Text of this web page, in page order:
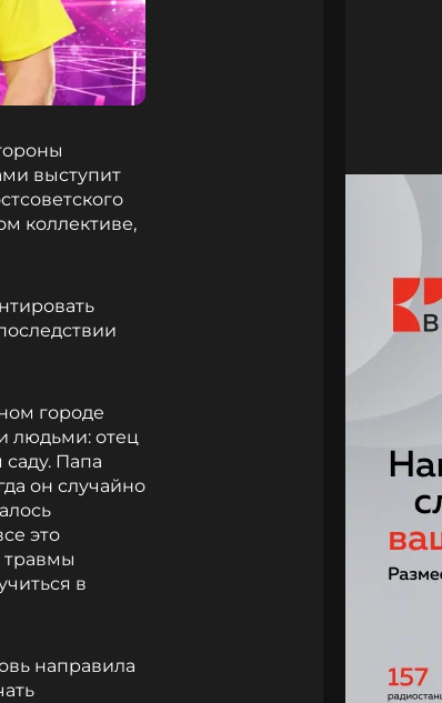
выступит
коллективе,
городе
людьми: отец
Папа
он случайно
это
травмы
в
направила